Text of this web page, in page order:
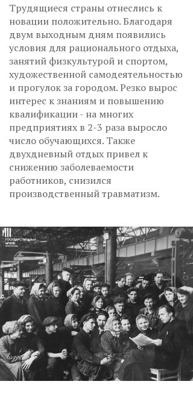
Трудящиеся страны отнеслись к
новации положительно. Благодаря
двум выходным дням появились
условия для рационального отдыха,
занятий физкультурой и спортом,
художественной самодеятельностью
и прогулок за городом. Резко вырос
интерес к знаниям и повышению
квалификации - на многих
предприятиях в 2-3 раза выросло
число обучающихся. Также
двухдневный отдых привел к
снижению заболеваемости
работников, снизился
производственный травматизм.